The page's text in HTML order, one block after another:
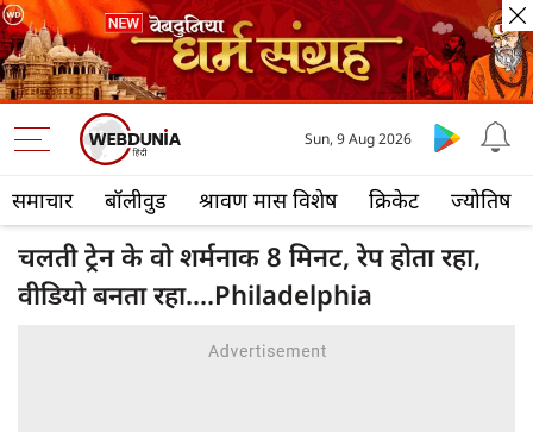
समाचार बॉलीवुड श्रावण मास विशेष क्रिकेट ज्योतिष
Sun, 9 Aug 2026
चलती ट्रेन के वो शर्मनाक 8 मिनट, रेप होता रहा,
वीडियो बनता रहा....Philadelphia